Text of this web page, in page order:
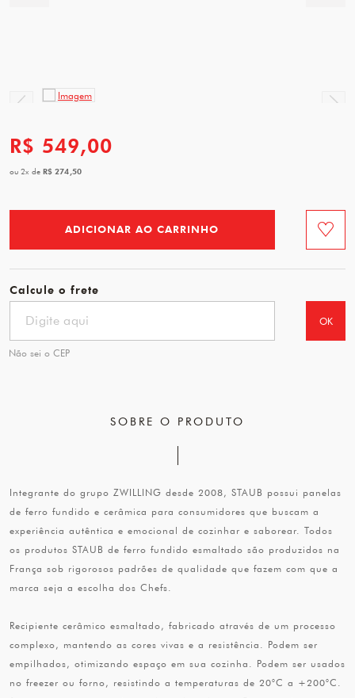
R$ 549,00
ou2x de R$ 274,50
ADICIONAR AO CARRINHO
Calcule o frete
OK
Não sei o CEP
SOBRE O PRODUTO
Integrante do grupo ZWILLING desde 2008, STAUB possui panelas
de ferro fundido e cerâmica para consumidores que buscam a
experiência autêntica e emocional de cozinhar e saborear. Todos
os produtos STAUB de ferro fundido esmaltado são produzidos na
França sob rigorosos padrões de qualidade que fazem com que a
marca seja a escolha dos Chefs.
Recipiente cerâmico esmaltado, fabricado através de um processo
complexo, mantendo as cores vivas e a resistência. Podem ser
empilhados, otimizando espaço em sua cozinha. Podem ser usados
no freezer ou forno, resistindo a temperaturas de 20°C a +200°C.